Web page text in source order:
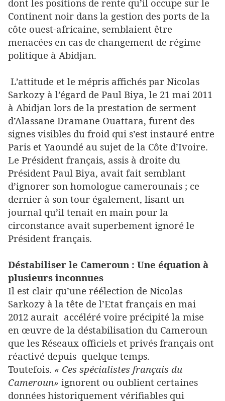
dont les positions de rente qu’il occupe sur le
Continent noir dans la gestion des ports de la
côte ouest-africaine, semblaient être
menacées en cas de changement de régime
politique à Abidjan.
L’attitude et le mépris affichés par Nicolas
Sarkozy à l’égard de Paul Biya, le 21 mai 2011
à Abidjan lors de la prestation de serment
d’Alassane Dramane Ouattara, furent des
signes visibles du froid qui s’est instauré entre
Paris et Yaoundé au sujet de la Côte d’Ivoire.
Le Président français, assis à droite du
Président Paul Biya, avait fait semblant
d’ignorer son homologue camerounais ; ce
dernier à son tour également, lisant un
journal qu’il tenait en main pour la
circonstance avait superbement ignoré le
Président français.
Déstabiliser le Cameroun : Une équation à
plusieurs inconnues
Il est clair qu’une réélection de Nicolas
Sarkozy à la tête de l’Etat français en mai
2012 aurait accéléré voire précipité la mise
en œuvre de la déstabilisation du Cameroun
que les Réseaux officiels et privés français ont
réactivé depuis quelque temps.
Toutefois. « Ces spécialistes français du
Cameroun» ignorent ou oublient certaines
données historiquement vérifiables qui